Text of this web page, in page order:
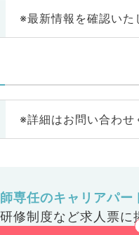
※最新情報を確認いた
※詳細はお問い合わせ
専任のキャリアパー
修制度など求人票に